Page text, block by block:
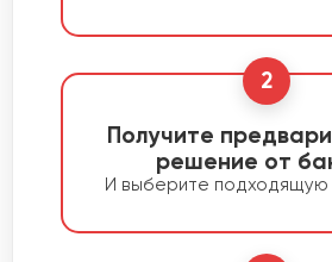
2
Получите
решение от
И выберите подходящую